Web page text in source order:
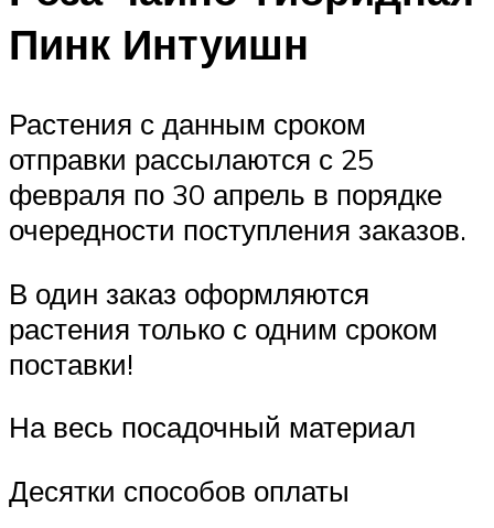
Пинк Интуишн
Растения с данным сроком
отправки рассылаются с 25
февраля по 30 апрель в порядке
очередности поступления заказов.
В один заказ оформляются
растения только с одним сроком
поставки!
На весь посадочный материал
Десятки способов оплаты